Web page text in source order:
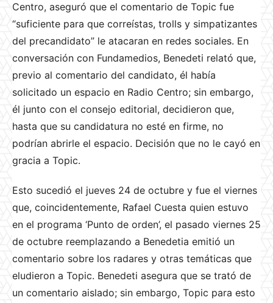
Centro, aseguró que el comentario de Topic fue
“suficiente para que correístas, trolls y simpatizantes
del precandidato” le atacaran en redes sociales. En
conversación con Fundamedios, Benedeti relató que,
previo al comentario del candidato, él había
solicitado un espacio en Radio Centro; sin embargo,
él junto con el consejo editorial, decidieron que,
hasta que su candidatura no esté en firme, no
podrían abrirle el espacio. Decisión que no le cayó en
gracia a Topic.
Esto sucedió el jueves 24 de octubre y fue el viernes
que, coincidentemente, Rafael Cuesta quien estuvo
en el programa ‘Punto de orden’, el pasado viernes 25
de octubre reemplazando a Benedetia emitió un
comentario sobre los radares y otras temáticas que
eludieron a Topic. Benedeti asegura que se trató de
un comentario aislado; sin embargo, Topic para esto